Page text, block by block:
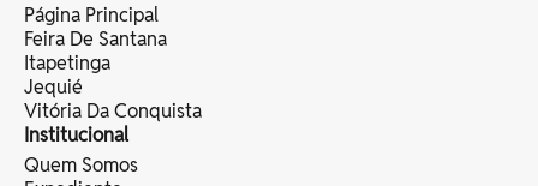
Página Principal
Feira De Santana
Itapetinga
Jequié
Vitória Da Conquista
Institucional
Quem Somos